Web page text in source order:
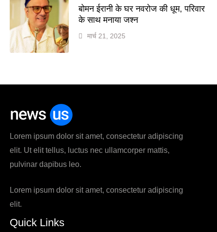
बोमन ईरानी के घर नवरोज की धूम, परिवार
के साथ मनाया जश्न
मार्च 21, 2025
Lorem ipsum dolor sit amet, consectetur adipiscing
elit. Ut elit tellus, luctus nec ullamcorper mattis,
pulvinar dapibus leo.
Lorem ipsum dolor sit amet, consectetur adipiscing
elit.
Quick Links